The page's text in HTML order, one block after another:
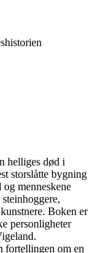
helliges død i
storslåtte bygning
menneskene
Boken er
personligheter
fortellingen om en